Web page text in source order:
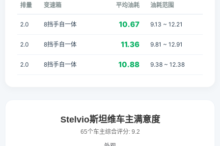
排量 变速箱 平均油耗 油耗范围
2.0 8挡手自一体 10.67 9.13 ~ 12.21
2.0 8挡手自一体 11.36 9.81 ~ 12.91
2.0 8挡手自一体 10.88 9.38 ~ 12.38